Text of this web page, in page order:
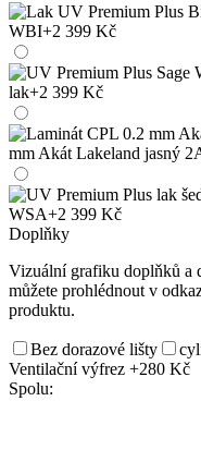
WBI+2 399 Kč
lak+2 399 Kč
mm Akát Lakeland jasný
WSA+2 399 Kč
Doplňky
Vizuální grafiku doplňků a
můžete prohlédnout v
produktu.
Bez dorazové lišty
Ventilační výfrez +280 Kč
Spolu: